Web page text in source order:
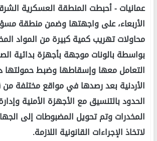
عمانيات -أحبطت المنطقة العسكرية
الأربعاء، على واجهتها وضمن منطقة
محاولات تهريب كمية كبيرة من المواد
بواسطة بالونات موجهة بأجهزة بدائية
التعامل معها وإسقاطها وضبط حمولتها
الأردنية بعد رصدها في مواقع مختلفة
الحدود بالتنسيق مع الأجهزة الأمنية
المخدرات وتم تحويل المضبوطات إلى
لاتخاذ الإجراءات القانونية اللازمة.